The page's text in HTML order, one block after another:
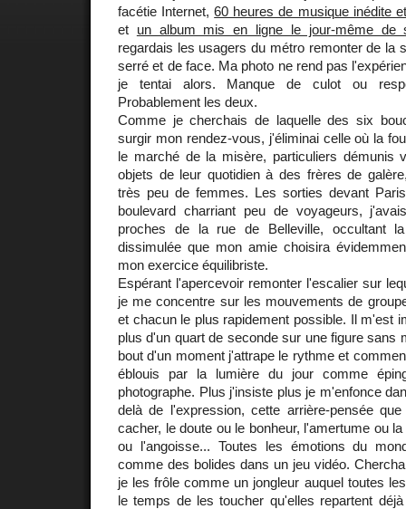
facétie Internet,60 heures de musique inédite
et un album mis en ligne le jour-même de
regardais les usagers du métro remonter de la
serré et de face. Ma photo ne rend pas
je tentai alors. Manque de culot ou
Probablement les deux.
Comme je cherchais de laquelle des six
surgir mon rendez-vous, j'éliminai celle où la
le marché de la misère, particuliers démunis
objets de leur quotidien à des frères de
très peu de femmes. Les sorties devant
boulevard charriant peu de voyageurs,
proches de la rue de Belleville, occultant la
dissimulée que mon amie choisira
mon exercice équilibriste.
Espérant l'apercevoir remonter l'escalier sur
je me concentre sur les mouvements de
et chacun le plus rapidement possible. Il m'est
plus d'un quart de seconde sur une figure sans
bout d'un moment j'attrape le rythme et
éblouis par la lumière du jour comme
photographe. Plus j'insiste plus je m'enfonce
delà de l'expression, cette arrière-pensée
cacher, le doute ou le bonheur, l'amertume ou
ou l'angoisse... Toutes les émotions du
comme des bolides dans un jeu vidéo.
je les frôle comme un jongleur auquel toutes
le temps de les toucher qu'elles repartent